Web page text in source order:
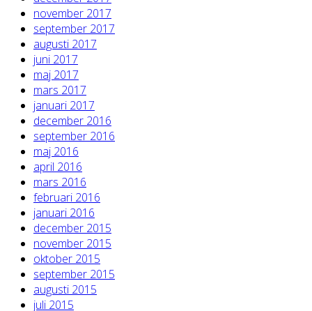
november 2017
september 2017
augusti 2017
juni 2017
maj 2017
mars 2017
januari 2017
december 2016
september 2016
maj 2016
april 2016
mars 2016
februari 2016
januari 2016
december 2015
november 2015
oktober 2015
september 2015
augusti 2015
juli 2015